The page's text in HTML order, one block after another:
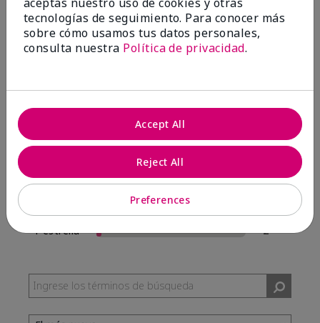
Escribir Una Opinión
3 estrellas
1
1 estrella
2
tecnologías de seguimiento. Para conocer más
sobre cómo usamos tus datos personales,
consulta nuestra Política de privacidad.
Preferences
Reject All
Accept All